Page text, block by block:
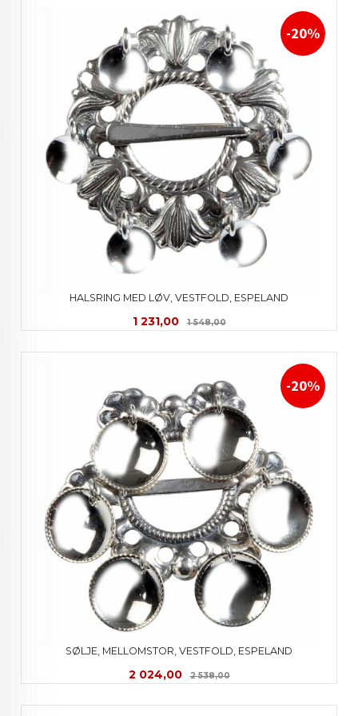
HALSRING MED LØV, VESTFOLD, ESPELAND
Tilbud
1 231,00 1 548,00Rabatt
-20%
SØLJE, MELLOMSTOR, VESTFOLD, ESPELAND
Tilbud
2 024,00 2 538,00Rabatt
-20%